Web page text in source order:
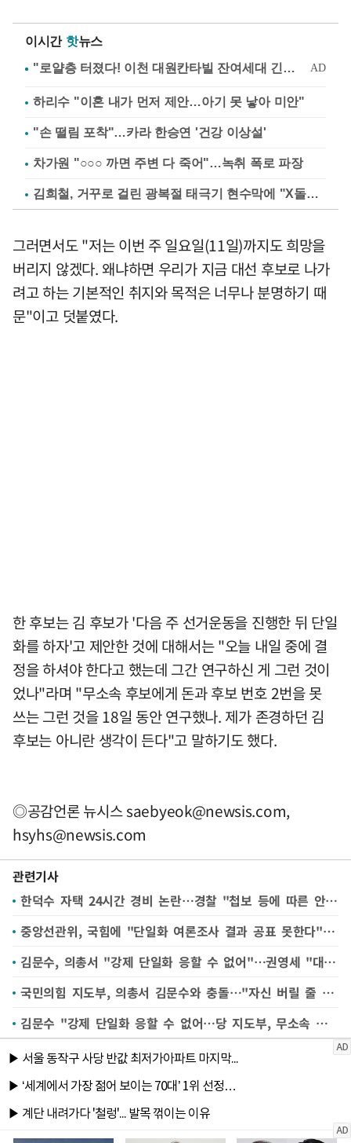
이시간 핫뉴스
하리수 "이혼 내가 먼저 제안…아기 못 낳아 미안"
"손 떨림 포착"…카라 한승연 '건강 이상설'
차가원 "○○○ 까면 주변 다 죽어"…녹취 폭로 파장
김희철, 거꾸로 걸린 광복절 태극기 현수막에 "X돌았네"
그러면서도 "저는 이번 주 일요일(11일)까지도 희망을
버리지 않겠다. 왜냐하면 우리가 지금 대선 후보로 나가
려고 하는 기본적인 취지와 목적은 너무나 분명하기 때
문"이고 덧붙였다.
한 후보는 김 후보가 '다음 주 선거운동을 진행한 뒤 단일
화를 하자'고 제안한 것에 대해서는 "오늘 내일 중에 결
정을 하셔야 한다고 했는데 그간 연구하신 게 그런 것이
었나"라며 "무소속 후보에게 돈과 후보 번호 2번을 못
쓰는 그런 것을 18일 동안 연구했나. 제가 존경하던 김
후보는 아니란 생각이 든다"고 말하기도 했다.
◎공감언론 뉴시스saebyeok@newsis.com,
hsyhs@newsis.com
관련기사
한덕수 자택 24시간 경비 논란…경찰 "첩보 등에 따른 안전 관리"
중앙선관위, 국힘에 "단일화 여론조사 결과 공표 못한다" 답변
김문수, 의총서 "강제 단일화 응할 수 없어"…권영세 "대단히 실망"(종합)
국민의힘 지도부, 의총서 김문수와 충돌…"자신 버릴 줄 알아야"
김문수 "강제 단일화 응할 수 없어…당 지도부, 무소속 후보가 되도록 작업"